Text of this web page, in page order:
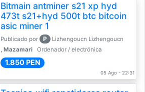
Bitmain antminer s21 xp hyd
473t s21+hyd 500t btc bitcoin
asic miner 1
Publicado por P
Lizhengoucn Lizhengoucn
, Mazamari
Ordenador / electrónica
1.850 PEN
05 Ago - 22:31